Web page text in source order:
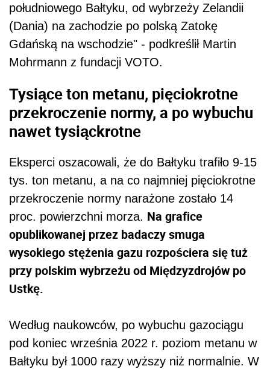
południowego Bałtyku, od wybrzeży Zelandii
(Dania) na zachodzie po polską Zatokę
Gdańską na wschodzie" - podkreślił Martin
Mohrmann z fundacji VOTO.
Tysiące ton metanu, pięciokrotne
przekroczenie normy, a po wybuchu
nawet tysiąckrotne
Eksperci oszacowali, że do Bałtyku trafiło 9-15
tys. ton metanu, a na co najmniej pięciokrotne
przekroczenie normy narażone zostało 14
proc. powierzchni morza. Na grafice
opublikowanej przez badaczy smuga
wysokiego stężenia gazu rozpościera się tuż
przy polskim wybrzeżu od Międzyzdrojów po
Ustkę.
Według naukowców, po wybuchu gazociągu
pod koniec września 2022 r. poziom metanu w
Bałtyku był 1000 razy wyższy niż normalnie. W